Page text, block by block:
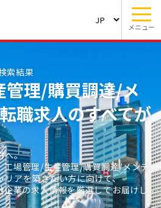
メニュー
索結果
管理/購買調達/メ
職求人のすべてが
へ。
工場管理/生産管理/購買調達/メンテ
リアを築きたい方に向けて、
業の求人情報を厳選してお届けし